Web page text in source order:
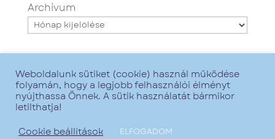
Archívum
Minden jog fenntartva - Talentum iskola -
2021. - Grafika:
Weboldalunk sütiket (cookie) használ működése
folyamán, hogy a legjobb felhasználói élményt
nyújthassa Önnek. A sütik használatát bármikor
letilthatja!
Cookie beállítások
ELFOGADOM